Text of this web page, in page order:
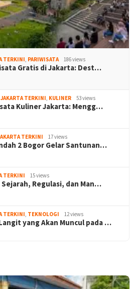
TERKINI, PARIWISATA 186 views
Gratis di Jakarta: Dest…
JAKARTA TERKINI, KULINER 53 views
Kuliner Jakarta: Mengg…
TERKINI 17 views
2 Bogor Gelar Santunan…
TERKINI 15 views
Sejarah, Regulasi, dan Man…
TERKINI, TEKNOLOGI 12 views
yang Akan Muncul pada …